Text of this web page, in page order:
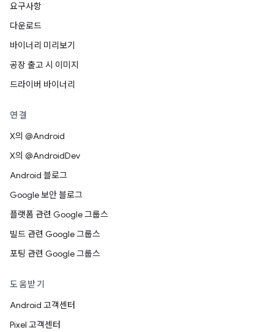
요구사항
다운로드
바이너리 미리보기
공장 출고 시 이미지
드라이버 바이너리
연결
X의 @Android
X의 @AndroidDev
Android 블로그
Google 보안 블로그
플랫폼 관련 Google 그룹스
빌드 관련 Google 그룹스
포팅 관련 Google 그룹스
도움받기
Android 고객센터
Pixel 고객센터